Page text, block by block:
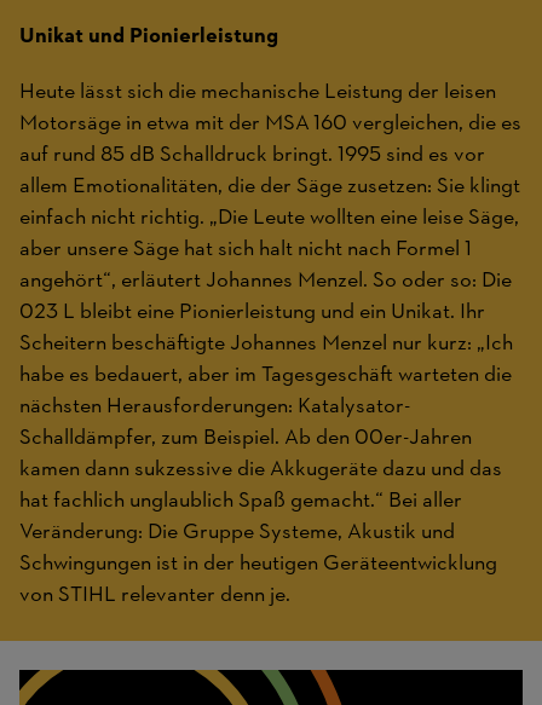
Unikat und Pionierleistung
Heute lässt sich die mechanische Leistung der leisen
Motorsäge in etwa mit der MSA 160 vergleichen, die es
auf rund 85 dB Schalldruck bringt. 1995 sind es vor
allem Emotionalitäten, die der Säge zusetzen: Sie klingt
einfach nicht richtig. „Die Leute wollten eine leise Säge,
aber unsere Säge hat sich halt nicht nach Formel 1
angehört“, erläutert Johannes Menzel. So oder so: Die
023 L bleibt eine Pionierleistung und ein Unikat. Ihr
Scheitern beschäftigte Johannes Menzel nur kurz: „Ich
habe es bedauert, aber im Tagesgeschäft warteten die
nächsten Herausforderungen: Katalysator-
Schalldämpfer, zum Beispiel. Ab den 00er-Jahren
kamen dann sukzessive die Akkugeräte dazu und das
hat fachlich unglaublich Spaß gemacht.“ Bei aller
Veränderung: Die Gruppe Systeme, Akustik und
Schwingungen ist in der heutigen Geräteentwicklung
von STIHL relevanter denn je.